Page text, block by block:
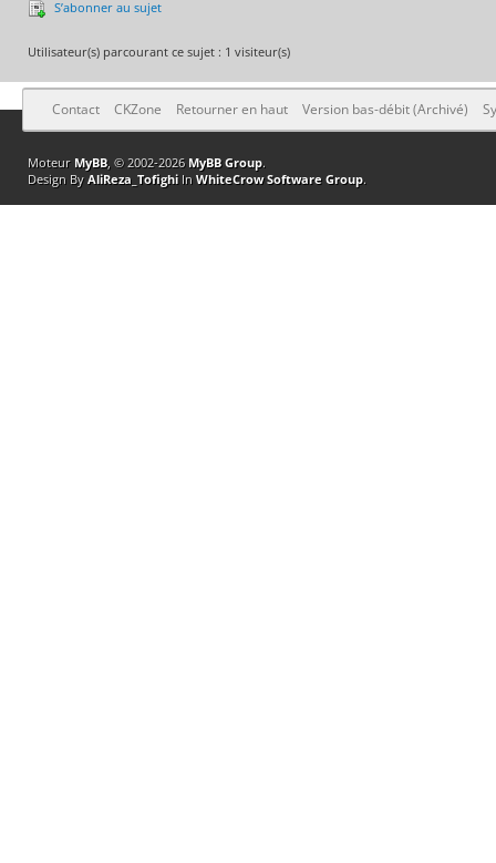
S’abonner au sujet
Utilisateur(s) parcourant ce sujet : 1 visiteur(s)
Contact CKZone Retourner en haut Version bas-débit (Archivé)
Moteur MyBB, © 2002-2026 MyBB Group.
Design By AliReza_TofighiIn WhiteCrow Software Group.